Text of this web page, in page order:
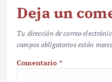
Deja un
Tu dirección de correo
campos obligatorios están
Comentario *